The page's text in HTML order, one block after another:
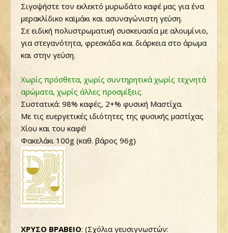
Σιγοψήστε τον εκλεκτό μυρωδάτο καφέ μας για ένα
μερακλίδικο καϊμάκι και ασυναγώνιστη γεύση.
Σε ειδική πολυστρωματική συσκευασία με αλουμίνιο,
για στεγανότητα, φρεσκάδα και διάρκεια στο άρωμα
και στην γεύση.
Χωρίς πρόσθετα, χωρίς συντηρητικά χωρίς τεχνητά
αρώματα, χωρίς άλλες προσμίξεις.
Συστατικά: 98% καφές, 2+% φυσική Μαστίχα.
Με τις ευεργετικές ιδιότητες της φυσικής μαστίχας
Χίου και του καφέ!
Φακελάκι 100g (καθ. βάρος 96g)
ΧΡΥΣΟ ΒΡΑΒΕΙΟ: (Σχόλια γευσιγνωστών: